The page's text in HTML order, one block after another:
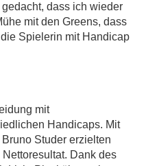
dass ich wieder
mit den Greens, dass
Spielerin mit Handicap
mit
Handicaps. Mit
Studer erzielten
Dank des